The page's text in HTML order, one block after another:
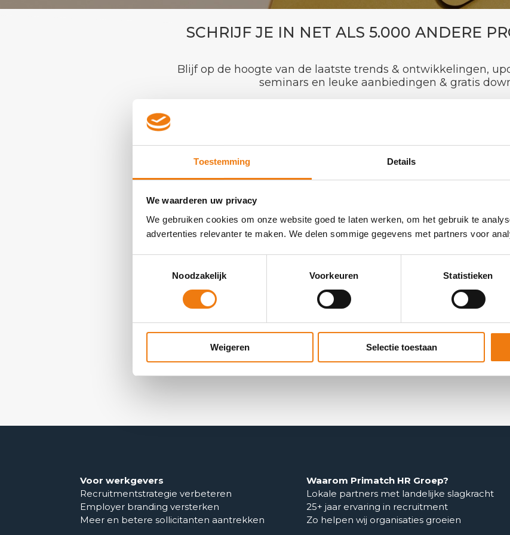
Toestemming Details
We waarderen uw privacy
We gebruiken cookies om onze website goed te laten werken, om het gebruik te
advertenties relevanter te maken. We delen sommige gegevens met partners voor
Noodzakelijk
Voorkeuren Statistieken
Weigeren Selectie toestaan
SCHRIJF JE IN NET ALS 5.000 ANDERE
Blijf op de hoogte van de laatste trends & ontwikkelingen,
seminars en leuke aanbiedingen & gratis
*
privacy policygelezen en ga hiermee akkoord.
PS. Wij beloven je max. 1 keer per maand te e-
Voor werkgevers
Recruitmentstrategie verbeteren
Employer branding versterken
Meer en betere sollicitanten aantrekken
Waarom Primatch HR Groep?
Lokale partners met landelijke slagkracht
25+ jaar ervaring in recruitment
Zo helpen wij organisaties groeien